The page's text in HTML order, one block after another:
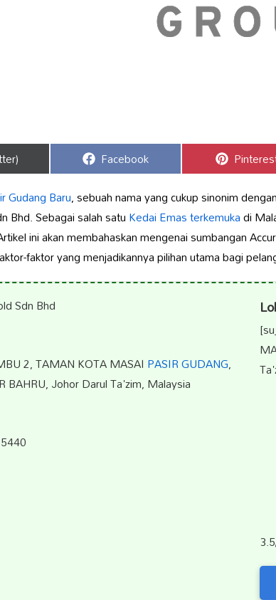
Share
on
Facebook Share
on
Gudang Baru, sebuah nama yang cukup sinonim
Bhd. Sebagai salah satuKedai Emas terkemukadi
ini akan membahaskan mengenai sumbangan
faktor yang menjadikannya pilihan utama bagi
2, TAMAN KOTA MASAI PASIR GUDANG,
BAHRU, Johor Darul Ta'zim, Malaysia